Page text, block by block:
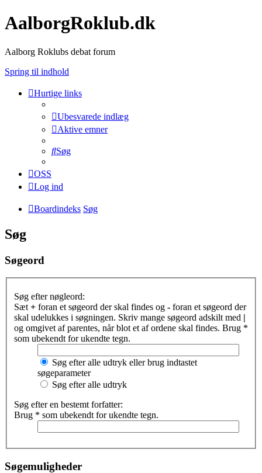
AalborgRoklub.dk
Aalborg Roklubs debat forum
Spring til indhold
Hurtige links
Ubesvarede indlæg
Aktive emner
Søg
OSS
Log ind
Boardindeks Søg
Søg
Søgeord
Søg efter nøgleord:
Sæt + foran et søgeord der skal findes og - foran et søgeord der
skal udelukkes i søgningen. Skriv mange søgeord adskilt med |
og omgivet af parentes, når blot et af ordene skal findes. Brug *
som ubekendt for ukendte tegn.
Søg efter alle udtryk eller brug indtastet
søgeparameter
Søg efter alle udtryk
Søg efter en bestemt forfatter:
Brug * som ubekendt for ukendte tegn.
Søgemuligheder